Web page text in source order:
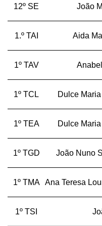
12º SE João
1.º TAI Aida
1º TAV
1º TCL Dulce
1º TEA Dulce
1º TGD João Nuno
1º TMA Ana Teresa
1º TSI